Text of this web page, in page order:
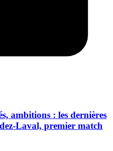
ambitions : les dernières
Laval, premier match